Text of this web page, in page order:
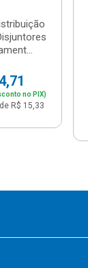
no PIX)
R$ 15,33